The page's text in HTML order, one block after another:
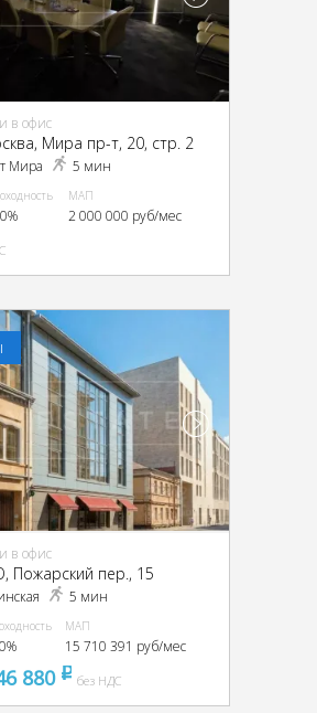
в офис
Мира пр-т, 20, стр. 2
Мира 5 мин
МАП
2 000 000 руб/мес
в офис
Пожарский пер., 15
5 мин
МАП
15 710 391 руб/мес
880 pуббез НДС